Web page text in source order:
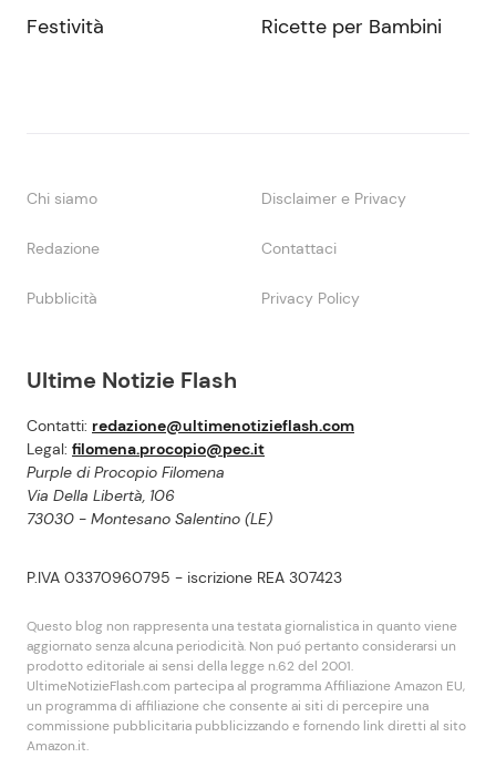
Ultime Notizie Flash
Contatti: redazione@ultimenotizieflash.com
Legal: filomena.procopio@pec.it
Purple di Procopio Filomena
Via Della Libertà, 106
73030 - Montesano Salentino (LE)
P.IVA 03370960795 - iscrizione REA 307423
Questo blog non rappresenta una testata giornalistica in quanto viene
aggiornato senza alcuna periodicità. Non puó pertanto considerarsi un
prodotto editoriale ai sensi della legge n.62 del 2001.
UltimeNotizieFlash.com partecipa al programma Affiliazione Amazon EU,
un programma di affiliazione che consente ai siti di percepire una
commissione pubblicitaria pubblicizzando e fornendo link diretti al sito
Amazon.it.
Festività Ricette per Bambini
Chi siamo Disclaimer e Privacy
Redazione Contattaci
Pubblicità Privacy Policy